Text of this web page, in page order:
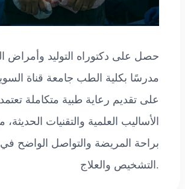
حصل على دكتوراه التوليد وأمراض
مدرسًا بكلية الطب جامعة قناة
على تقديم رعاية طبية متكاملة
الأساليب العلمية والتقنيات الحديثة،
براحة المريضة والتواصل الواضح
التشخيص والعلاج.